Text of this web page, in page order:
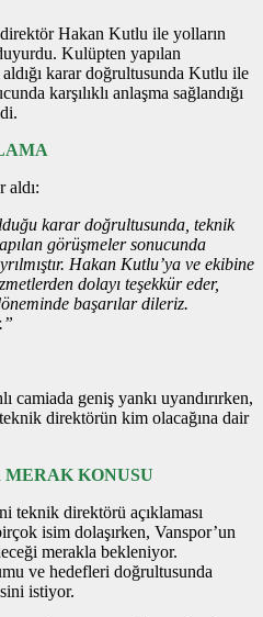
Hakan Kutlu ile yolların
Kulüpten yapılan
karar doğrultusunda Kutlu ile
karşılıklı anlaşma sağlandığı
aldı:
karar doğrultusunda, teknik
görüşmeler sonucunda
Hakan Kutlu’ya ve ekibine
dolayı teşekkür eder,
başarılar dileriz.
camiada geniş yankı uyandırırken,
direktörün kim olacağına dair
KONUSU
teknik direktörü açıklaması
isim dolaşırken, Vanspor’un
merakla bekleniyor.
ve hedefleri doğrultusunda
istiyor.